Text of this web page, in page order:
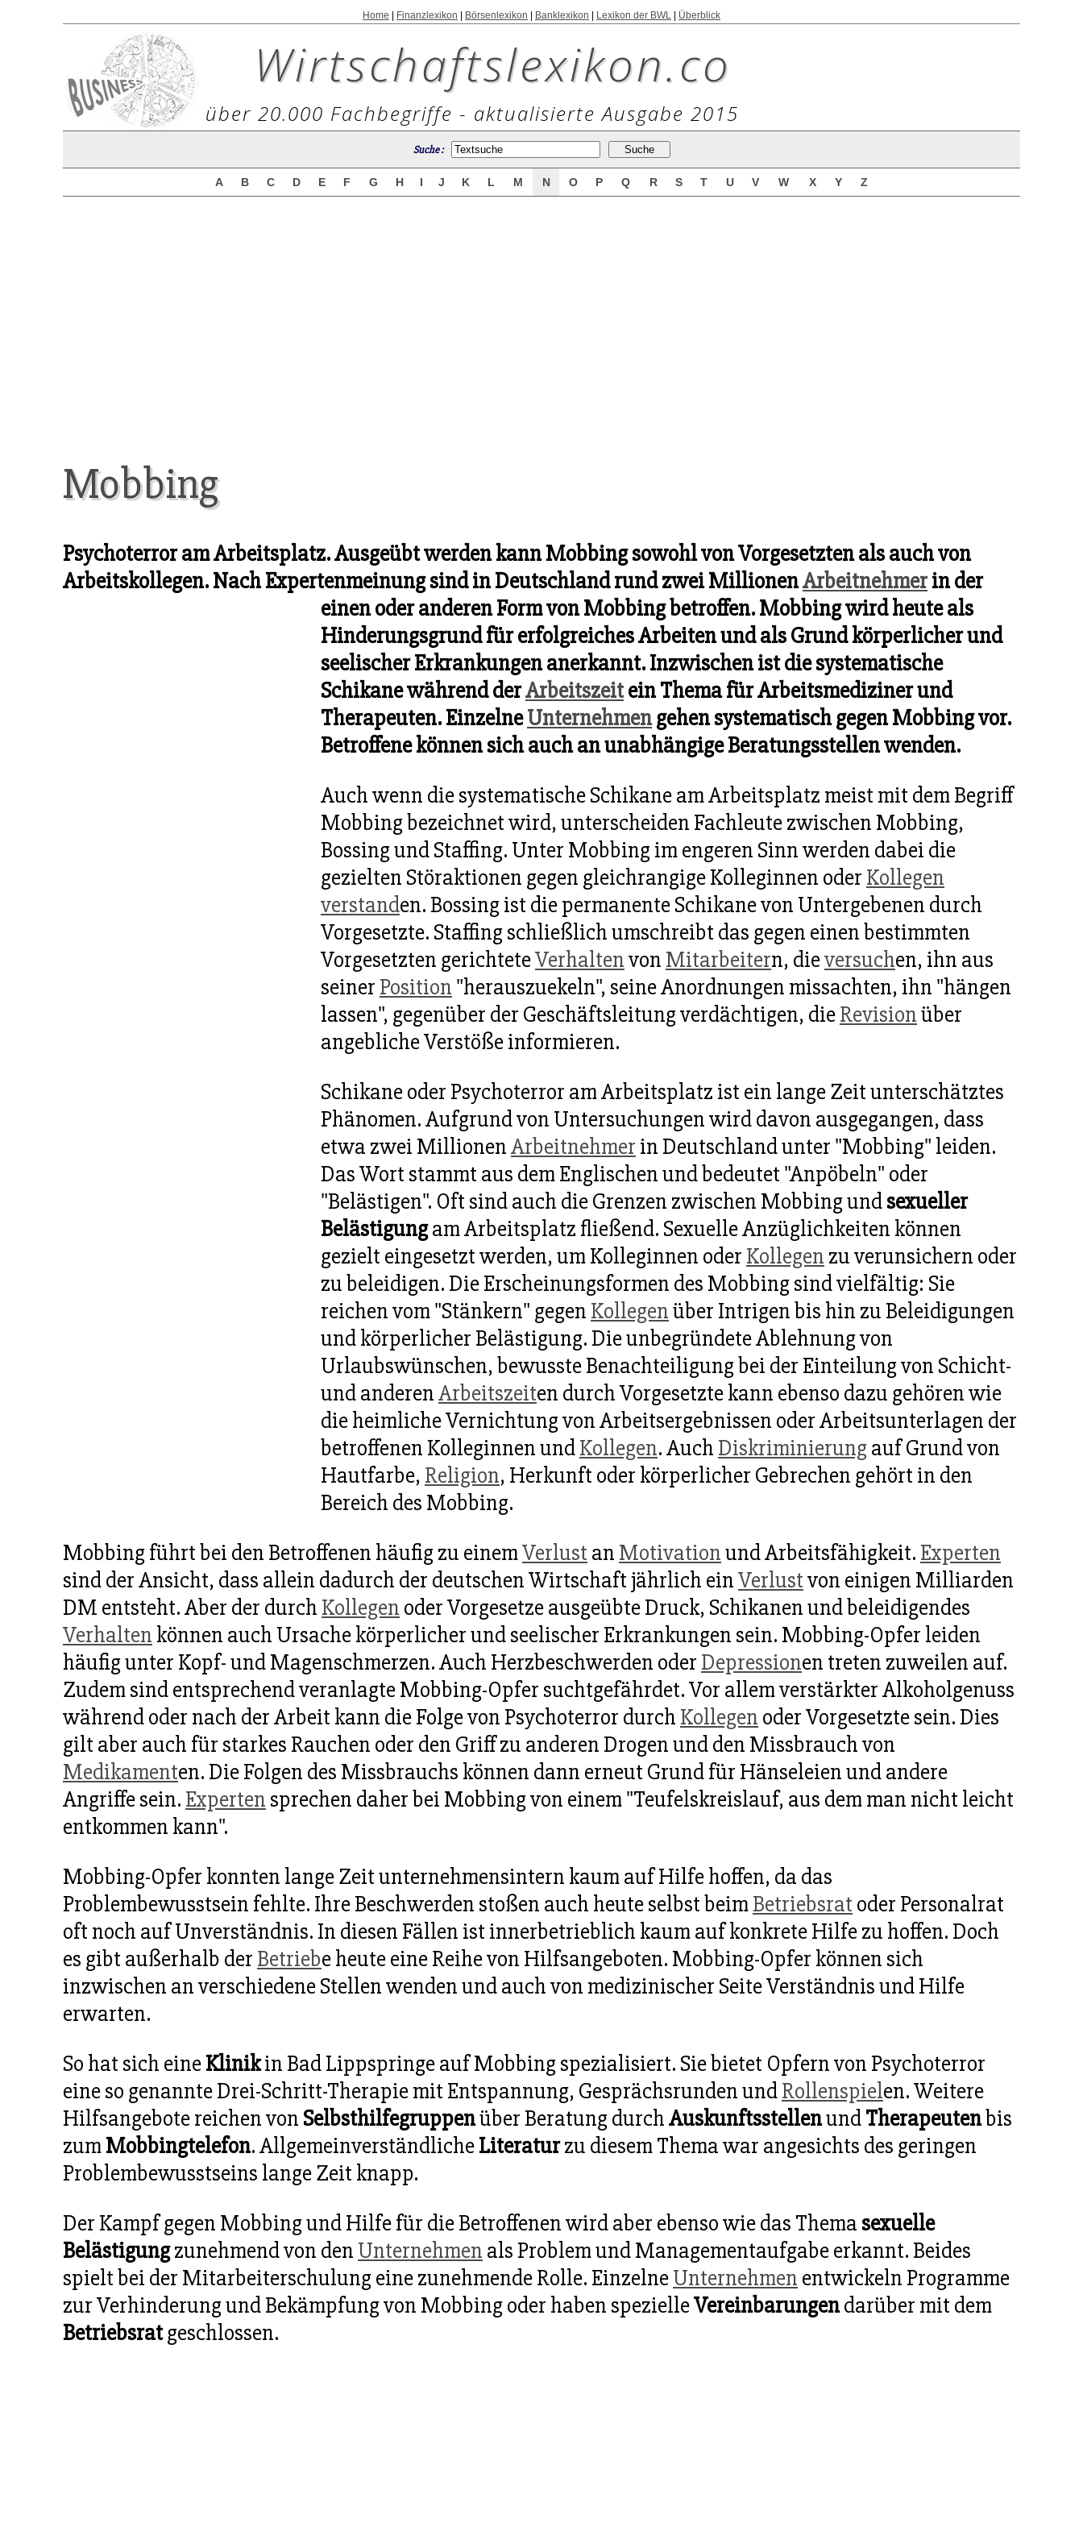
Home Finanzlexikon Börsenlexikon Banklexikon Lexikon der BWL Überblick
Wirtschaftslexikon.co
über 20.000 Fachbegriffe - aktualisierte Ausgabe 2015
Suche :
A B C D E F G H I J K L M N O P Q R S T U V W X Y Z
Mobbing
Psychoterror am Arbeitsplatz. Ausgeübt werden kann Mobbing sowohl von Vorgesetzten als auch von
Arbeitskollegen. Nach Expertenmeinung sind in Deutschland rund zwei MillionenArbeitnehmerin der
einen oder anderen Form von Mobbing betroffen. Mobbing wird heute als
Hinderungsgrund für erfolgreiches Arbeiten und als Grund körperlicher und
seelischer Erkrankungen anerkannt. Inzwischen ist die systematische
Schikane während derArbeitszeitein Thema für Arbeitsmediziner und
Therapeuten. EinzelneUnternehmengehen systematisch gegen Mobbing vor.
Betroffene können sich auch an unabhängige Beratungsstellen wenden.
Auch wenn die systematische Schikane am Arbeitsplatz meist mit dem Begriff
Mobbing bezeichnet wird, unterscheiden Fachleute zwischen Mobbing,
Bossing und Staffing. Unter Mobbing im engeren Sinn werden dabei die
gezielten Störaktionen gegen gleichrangige Kolleginnen oder Kollegen
verstanden. Bossing ist die permanente Schikane von Untergebenen durch
Vorgesetzte. Staffing schließlich umschreibt das gegen einen bestimmten
Vorgesetzten gerichteteVerhaltenvon Mitarbeitern, dieversuchen, ihn aus
seiner Position "herauszuekeln", seine Anordnungen missachten, ihn "hängen
lassen", gegenüber der Geschäftsleitung verdächtigen, dieRevisionüber
angebliche Verstöße informieren.
Schikane oder Psychoterror am Arbeitsplatz ist ein lange Zeit unterschätztes
Phänomen. Aufgrund von Untersuchungen wird davon ausgegangen, dass
etwa zwei MillionenArbeitnehmer in Deutschland unter "Mobbing" leiden.
Das Wort stammt aus dem Englischen und bedeutet "Anpöbeln" oder
"Belästigen". Oft sind auch die Grenzen zwischen Mobbing undsexueller
Belästigungam Arbeitsplatz fließend. Sexuelle Anzüglichkeiten können
gezielt eingesetzt werden, um Kolleginnen oder Kollegen zu verunsichern oder
zu beleidigen. Die Erscheinungsformen des Mobbing sind vielfältig: Sie
reichen vom "Stänkern" gegen Kollegenüber Intrigen bis hin zu Beleidigungen
und körperlicher Belästigung. Die unbegründete Ablehnung von
Urlaubswünschen, bewusste Benachteiligung bei der Einteilung von Schicht-
und anderenArbeitszeiten durch Vorgesetzte kann ebenso dazu gehören wie
die heimliche Vernichtung von Arbeitsergebnissen oder Arbeitsunterlagen der
betroffenen Kolleginnen undKollegen. Auch Diskriminierungauf Grund von
Hautfarbe, Religion, Herkunft oder körperlicher Gebrechen gehört in den
Bereich des Mobbing.
Mobbing führt bei den Betroffenen häufig zu einemVerlust an Motivationund Arbeitsfähigkeit. Experten
sind der Ansicht, dass allein dadurch der deutschen Wirtschaft jährlich einVerlustvon einigen Milliarden
DM entsteht. Aber der durch Kollegen oder Vorgesetze ausgeübte Druck, Schikanen und beleidigendes
Verhalten können auch Ursache körperlicher und seelischer Erkrankungen sein. Mobbing-Opfer leiden
häufig unter Kopf- und Magenschmerzen. Auch Herzbeschwerden oder Depressionen treten zuweilen auf.
Zudem sind entsprechend veranlagte Mobbing-Opfer suchtgefährdet. Vor allem verstärkter Alkoholgenuss
während oder nach der Arbeit kann die Folge von Psychoterror durch Kollegen oder Vorgesetzte sein. Dies
gilt aber auch für starkes Rauchen oder den Griff zu anderen Drogen und den Missbrauch von
Medikamenten. Die Folgen des Missbrauchs können dann erneut Grund für Hänseleien und andere
Angriffe sein. Experten sprechen daher bei Mobbing von einem "Teufelskreislauf, aus dem man nicht leicht
entkommen kann".
Mobbing-Opfer konnten lange Zeit unternehmensintern kaum auf Hilfe hoffen, da das
Problembewusstsein fehlte. Ihre Beschwerden stoßen auch heute selbst beimBetriebsrat oder Personalrat
oft noch auf Unverständnis. In diesen Fällen ist innerbetrieblich kaum auf konkrete Hilfe zu hoffen. Doch
es gibt außerhalb der Betriebe heute eine Reihe von Hilfsangeboten. Mobbing-Opfer können sich
inzwischen an verschiedene Stellen wenden und auch von medizinischer Seite Verständnis und Hilfe
erwarten.
So hat sich eineKlinikin Bad Lippspringe auf Mobbing spezialisiert. Sie bietet Opfern von Psychoterror
eine so genannte Drei-Schritt-Therapie mit Entspannung, Gesprächsrunden undRollenspielen. Weitere
Hilfsangebote reichen von Selbsthilfegruppenüber Beratung durchAuskunftsstellenundTherapeutenbis
zumMobbingtelefon. AllgemeinverständlicheLiteraturzu diesem Thema war angesichts des geringen
Problembewusstseins lange Zeit knapp.
Der Kampf gegen Mobbing und Hilfe für die Betroffenen wird aber ebenso wie das Thema sexuelle
Belästigungzunehmend von den Unternehmen als Problem und Managementaufgabe erkannt. Beides
spielt bei der Mitarbeiterschulung eine zunehmende Rolle. EinzelneUnternehmen entwickeln Programme
zur Verhinderung und Bekämpfung von Mobbing oder haben spezielleVereinbarungendarüber mit dem
Betriebsratgeschlossen.